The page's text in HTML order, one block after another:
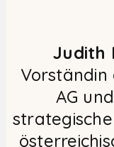
Judith
AG